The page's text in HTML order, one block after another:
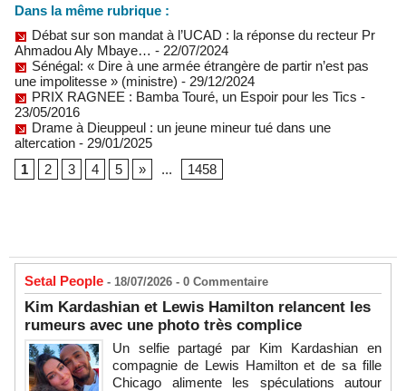
Dans la même rubrique :
Débat sur son mandat à l’UCAD : la réponse du recteur Pr
Ahmadou Aly Mbaye… - 22/07/2024
Sénégal: « Dire à une armée étrangère de partir n’est pas
une impolitesse » (ministre) - 29/12/2024
PRIX RAGNEE : Bamba Touré, un Espoir pour les Tics -
23/05/2016
Drame à Dieuppeul : un jeune mineur tué dans une
altercation - 29/01/2025
1
2 3 4 5 » ... 1458
Setal People - 18/07/2026 - 0 Commentaire
Kim Kardashian et Lewis Hamilton relancent les
rumeurs avec une photo très complice
Un selfie partagé par Kim Kardashian en
compagnie de Lewis Hamilton et de sa fille
Chicago alimente les spéculations autour